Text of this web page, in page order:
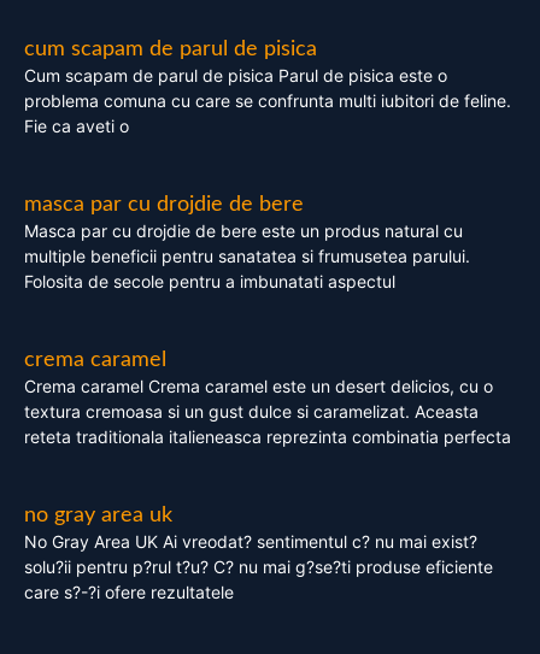
cum scapam de parul de pisica
Cum scapam de parul de pisica Parul de pisica este o
problema comuna cu care se confrunta multi iubitori de feline.
Fie ca aveti o
masca par cu drojdie de bere
Masca par cu drojdie de bere este un produs natural cu
multiple beneficii pentru sanatatea si frumusetea parului.
Folosita de secole pentru a imbunatati aspectul
crema caramel
Crema caramel Crema caramel este un desert delicios, cu o
textura cremoasa si un gust dulce si caramelizat. Aceasta
reteta traditionala italieneasca reprezinta combinatia perfecta
no gray area uk
No Gray Area UK Ai vreodat? sentimentul c? nu mai exist?
solu?ii pentru p?rul t?u? C? nu mai g?se?ti produse eficiente
care s?-?i ofere rezultatele